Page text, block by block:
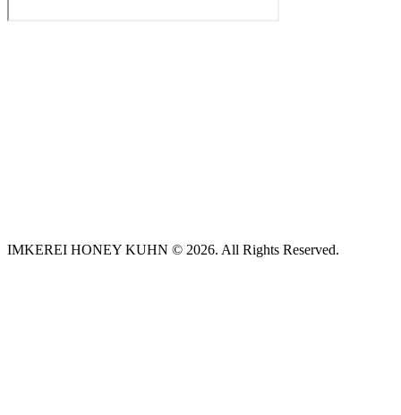
IMKEREI HONEY KUHN © 2026. All Rights Reserved.